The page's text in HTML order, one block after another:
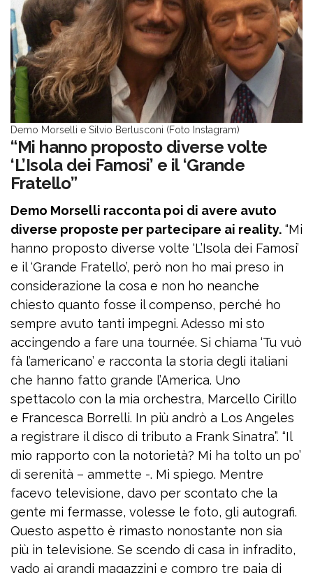
Demo Morselli e Silvio Berlusconi (Foto Instagram)
“Mi hanno proposto diverse volte
‘L’Isola dei Famosi’ e il ‘Grande
Fratello”
Demo Morselli racconta poi di avere avuto
diverse proposte per partecipare ai reality. “Mi
hanno proposto diverse volte ‘L’Isola dei Famosi’
e il ‘Grande Fratello’, però non ho mai preso in
considerazione la cosa e non ho neanche
chiesto quanto fosse il compenso, perché ho
sempre avuto tanti impegni. Adesso mi sto
accingendo a fare una tournée. Si chiama ‘Tu vuò
fà l’americano’ e racconta la storia degli italiani
che hanno fatto grande l’America. Uno
spettacolo con la mia orchestra, Marcello Cirillo
e Francesca Borrelli. In più andrò a Los Angeles
a registrare il disco di tributo a Frank Sinatra”. “Il
mio rapporto con la notorietà? Mi ha tolto un po’
di serenità – ammette -. Mi spiego. Mentre
facevo televisione, davo per scontato che la
gente mi fermasse, volesse le foto, gli autografi.
Questo aspetto è rimasto nonostante non sia
più in televisione. Se scendo di casa in infradito,
vado ai grandi magazzini e compro tre paia di